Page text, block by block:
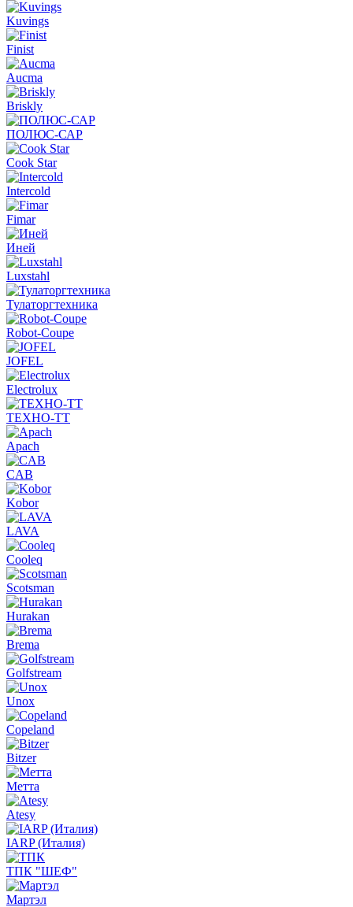
Kuvings
Finist
Aucma
Briskly
ПОЛЮС-САР
Cook Star
Intercold
Fimar
Иней
Luxstahl
Тулаторгтехника
Robot-Coupe
JOFEL
Electrolux
ТЕХНО-ТТ
Apach
CAB
Kobor
LAVA
Cooleq
Scotsman
Hurakan
Brema
Golfstream
Unox
Copeland
Bitzer
Метта
Atesy
IARP (Италия)
ТПК "ШЕФ"
Мартэл